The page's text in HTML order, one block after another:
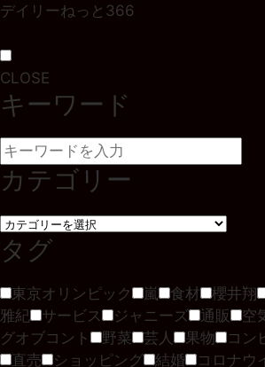
デイリーねっと366
CLOSE
キーワード
カテゴリー
タグ
東京オリンピック 嵐 食材 櫻井翔
雅紀
サービス ジャニーズ 通販 空
グオブコント
野菜 芸人 果物 コン
直売
ショッピング 結婚 コロナウ